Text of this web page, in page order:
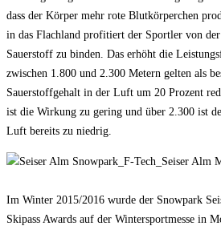
dass der Körper mehr rote Blutkörperchen
in das Flachland profitiert der Sportler von
Sauerstoff zu binden. Das erhöht die
zwischen 1.800 und 2.300 Metern gelten als
Sauerstoffgehalt in der Luft um 20 Prozent
ist die Wirkung zu gering und über 2.300 ist
Luft bereits zu niedrig.
Im Winter 2015/2016 wurde der Snowpark
Skipass Awards auf der Wintersportmesse in